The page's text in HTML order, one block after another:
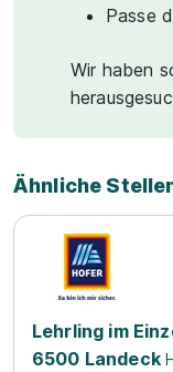
Passe
Wir haben
Ähnliche
Lehrling im
6500 Landeck